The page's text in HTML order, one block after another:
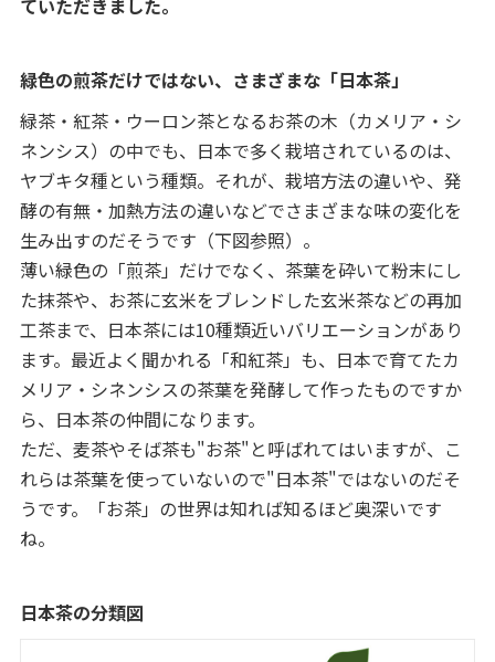
緑色の煎茶だけではない、さまざまな「日本茶」
緑茶・紅茶・ウーロン茶となるお茶の木（カメリア・シ
ネンシス）の中でも、日本で多く栽培されているのは、
ヤブキタ種という種類。それが、栽培方法の違いや、発
酵の有無・加熱方法の違いなどでさまざまな味の変化を
生み出すのだそうです（下図参照）。
薄い緑色の「煎茶」だけでなく、茶葉を砕いて粉末にし
た抹茶や、お茶に玄米をブレンドした玄米茶などの再加
工茶まで、日本茶には10種類近いバリエーションがあり
ます。最近よく聞かれる「和紅茶」も、日本で育てたカ
メリア・シネンシスの茶葉を発酵して作ったものですか
ら、日本茶の仲間になります。
ただ、麦茶やそば茶も"お茶"と呼ばれてはいますが、こ
れらは茶葉を使っていないので"日本茶"ではないのだそ
うです。「お茶」の世界は知れば知るほど奥深いです
ね。
日本茶の分類図